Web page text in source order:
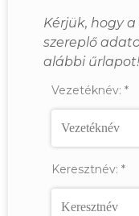
Kérjük, hogy
szereplő
alábbi űrlapot!
Vezetéknév: *
Keresztnév: *